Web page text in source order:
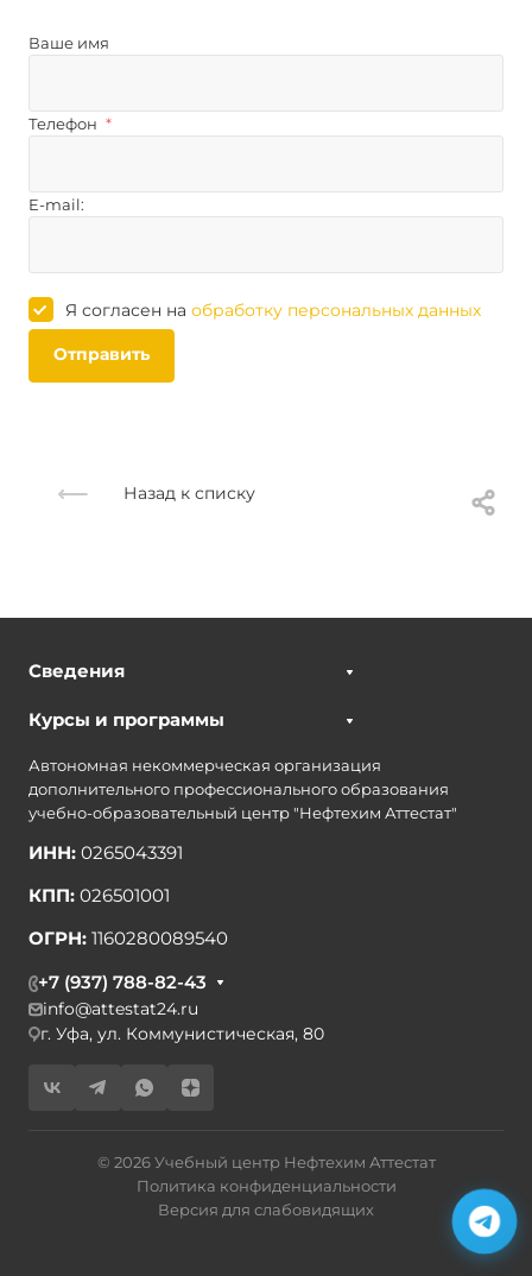
Ваше имя
Телефон *
E-mail:
Я согласен на обработку персональных данных
Отправить
Назад к списку
Сведения
Курсы и программы
Автономная некоммерческая организация
дополнительного профессионального образования
учебно-образовательный центр "Нефтехим Аттестат"
ИНН: 0265043391
КПП: 026501001
ОГРН: 1160280089540
+7 (937) 788-82-43
info@attestat24.ru
г. Уфа, ул. Коммунистическая, 80
© 2026 Учебный центр Нефтехим Аттестат
Политика конфиденциальности
Версия для слабовидящих